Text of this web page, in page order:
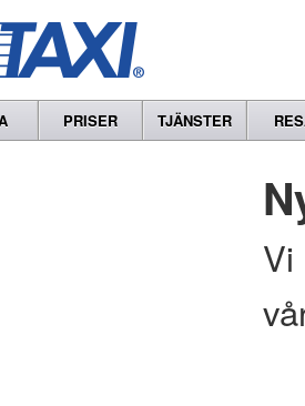
PRISER TJÄNSTER
Vi